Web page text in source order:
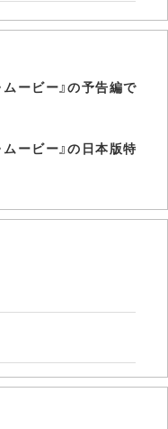
ービー』の予告編で
ービー』の日本版特